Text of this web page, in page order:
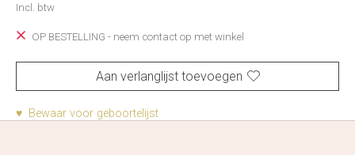
Incl. btw
OP BESTELLING - neem contact op met winkel
Aan verlanglijst toevoegen
♥ Bewaar voor geboortelijst